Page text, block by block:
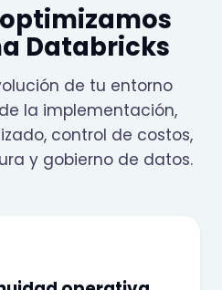
Databricks
de tu entorno
la implementación,
control de costos,
y gobierno de datos.